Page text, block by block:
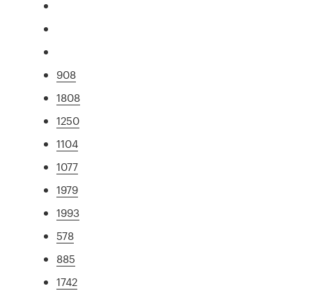
908
1808
1250
1104
1077
1979
1993
578
885
1742